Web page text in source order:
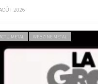
2026
METAL WEBZINE METAL